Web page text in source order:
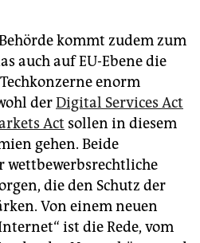
kommt zudem zum
auch auf EU-Ebene die
enorm
derDigital Services Act
Act sollen in diesem
gehen. Beide
die den Schutz der
Von einem neuen
ist die Rede, vom